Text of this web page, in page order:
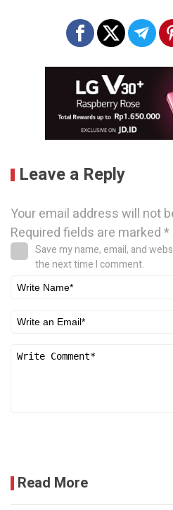
Leave a Reply
Your email address will not
Required fields are marked*
Save my name, email, and
the next time I comment.
Read More